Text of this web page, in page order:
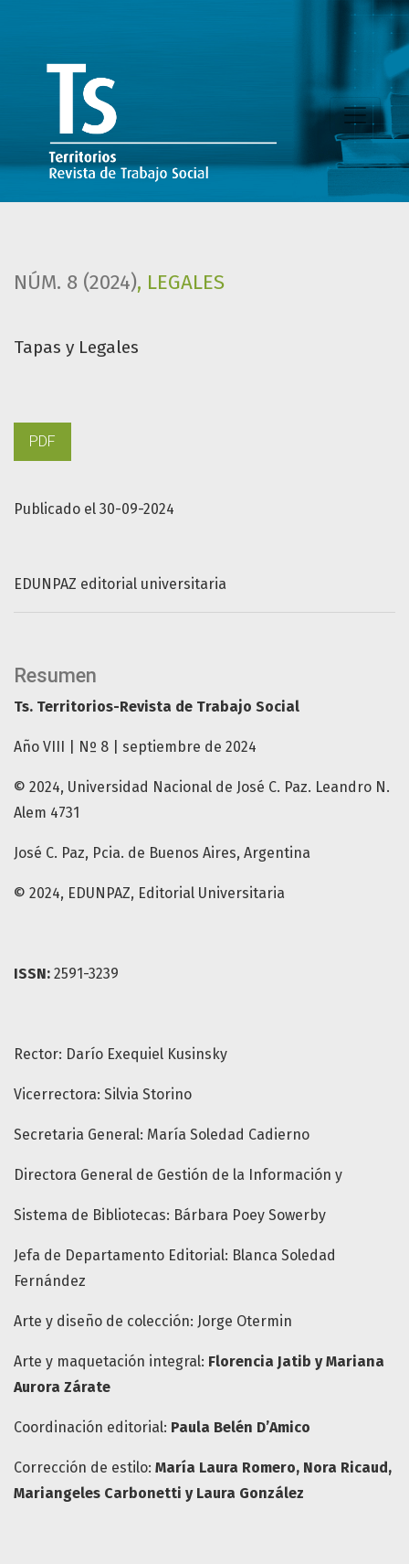
NÚM. 8 (2024), LEGALES
Tapas y Legales
Publicado el 30-09-2024
PDF
EDUNPAZ editorial universitaria
Resumen
Ts. Territorios-Revista de Trabajo Social
Año VIII | Nº 8 | septiembre de 2024
© 2024, Universidad Nacional de José C. Paz. Leandro N.
Alem 4731
José C. Paz, Pcia. de Buenos Aires, Argentina
© 2024, EDUNPAZ, Editorial Universitaria
ISSN: 2591-3239
Rector: Darío Exequiel Kusinsky
Vicerrectora: Silvia Storino
Secretaria General: María Soledad Cadierno
Directora General de Gestión de la Información y
Sistema de Bibliotecas: Bárbara Poey Sowerby
Jefa de Departamento Editorial: Blanca Soledad
Fernández
Arte y diseño de colección: Jorge Otermin
Arte y maquetación integral: Florencia Jatib y Mariana
Aurora Zárate
Coordinación editorial: Paula Belén D’Amico
Corrección de estilo: María Laura Romero, Nora Ricaud,
Mariangeles Carbonetti y Laura González